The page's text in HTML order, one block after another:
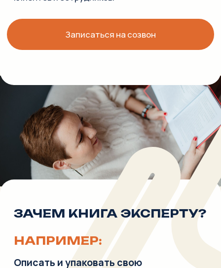
книга — мощное доказательство экспертизы.
Усилить статус и доверие:
ПОЧЕМУ ВЫ СКОРЕЕ
ВСЕГОНЕ НАПИШЕТЕ
КНИГУ БЕЗ НАС?
нужно месяцами писать, отодвигать дела,
выдерживать паузы, когда не получается,
и одновременно договариваться с издательством
или реализовывать решение о самостоятельном
издании книги.